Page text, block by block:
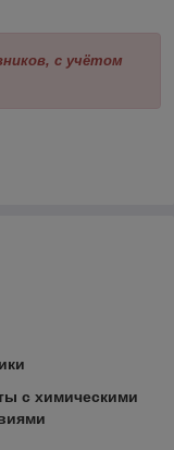
с учётом
с химическими